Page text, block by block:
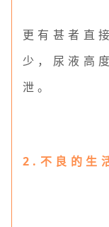
更有甚者直
少，尿液高
泄。
2.不良的生